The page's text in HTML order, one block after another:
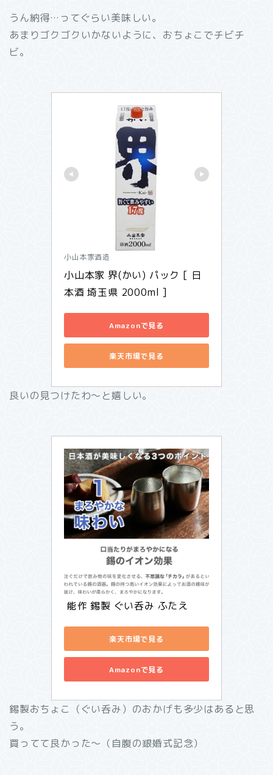
うん納得…ってぐらい美味しい。
あまりゴクゴクいかないように、おちょこでチビチ
ビ。
小山本家酒造
小山本家 界(かい) パック [ 日
本酒 埼玉県 2000ml ]
Amazonで見る
楽天市場で見る
良いの見つけたわ～と嬉しい。
能作 錫製 ぐい呑み ふたえ
楽天市場で見る
Amazonで見る
錫製おちょこ（ぐい呑み）のおかげも多少はあると思
う。
買ってて良かった～（自腹の銀婚式記念）